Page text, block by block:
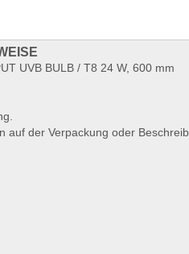
UVB BULB / T8 24 W, 600 mm
auf der Verpackung oder